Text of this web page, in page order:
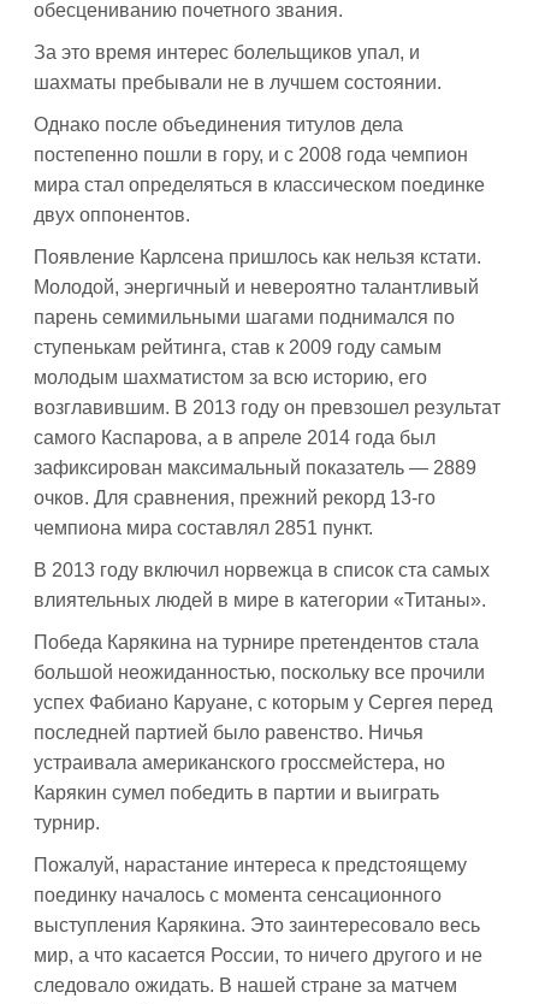
обесцениванию почетного звания.
За это время интерес болельщиков упал, и
шахматы пребывали не в лучшем состоянии.
Однако после объединения титулов дела
постепенно пошли в гору, и с 2008 года чемпион
мира стал определяться в классическом поединке
двух оппонентов.
Появление Карлсена пришлось как нельзя кстати.
Молодой, энергичный и невероятно талантливый
парень семимильными шагами поднимался по
ступенькам рейтинга, став к 2009 году самым
молодым шахматистом за всю историю, его
возглавившим. В 2013 году он превзошел результат
самого Каспарова, а в апреле 2014 года был
зафиксирован максимальный показатель — 2889
очков. Для сравнения, прежний рекорд 13-го
чемпиона мира составлял 2851 пункт.
В 2013 году включил норвежца в список ста самых
влиятельных людей в мире в категории «Титаны».
Победа Карякина на турнире претендентов стала
большой неожиданностью, поскольку все прочили
успех Фабиано Каруане, с которым у Сергея перед
последней партией было равенство. Ничья
устраивала американского гроссмейстера, но
Карякин сумел победить в партии и выиграть
турнир.
Пожалуй, нарастание интереса к предстоящему
поединку началось с момента сенсационного
выступления Карякина. Это заинтересовало весь
мир, а что касается России, то ничего другого и не
следовало ожидать. В нашей стране за матчем